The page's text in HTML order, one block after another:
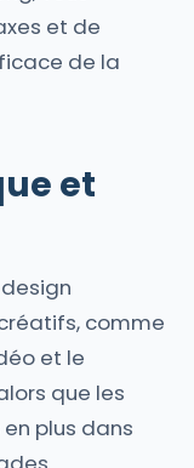
et de
de la
et
comme
et le
que les
plus dans